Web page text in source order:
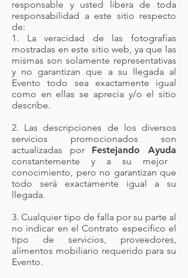
responsable y usted libera de toda
responsabilidad a este sitio respecto
de:
1. La veracidad de las fotografías
mostradas en este sitio web, ya que las
mismas son solamente representativas
y no garantizan que a su llegada al
Evento todo sea exactamente igual
como en ellas se aprecia y/o el sitio
describe.
2. Las descripciones de los diversos
servicios promocionados son
actualizadas por Festejando Ayuda
constantemente y a su mejor
conocimiento, pero no garantizan que
todo será exactamente igual a su
llegada.
3. Cualquier tipo de falla por su parte al
no indicar en el Contrato específico el
tipo de servicios, proveedores,
alimentos mobiliario requerido para su
Evento.